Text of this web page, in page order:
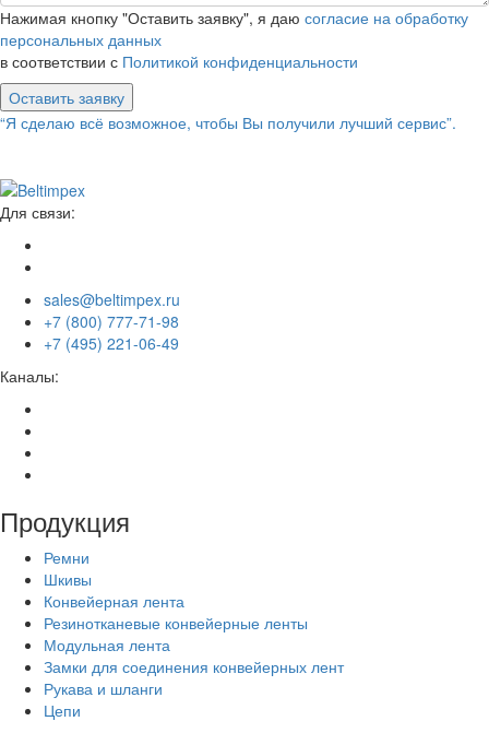
Нажимая кнопку "Оставить заявку", я даю согласие на обработку
персональных данных
в соответствии с Политикой конфиденциальности
Оставить заявку
“Я сделаю всё возможное, чтобы Вы получили лучший сервис”.
Для связи:
sales@beltimpex.ru
+7 (800) 777-71-98
+7 (495) 221-06-49
Каналы:
Продукция
Ремни
Шкивы
Конвейерная лента
Резинотканевые конвейерные ленты
Модульная лента
Замки для соединения конвейерных лент
Рукава и шланги
Цепи